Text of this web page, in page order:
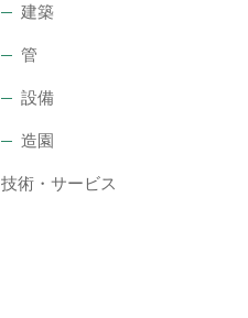
建築
管
設備
造園
技術・サービス